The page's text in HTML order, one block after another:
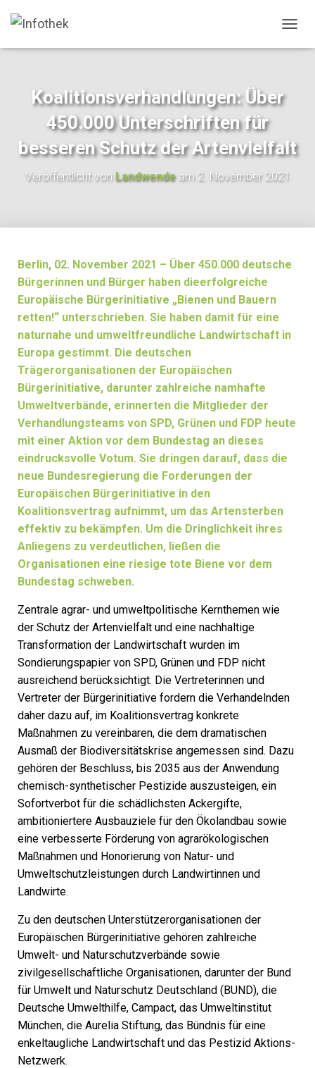
A
O
N
T
Koalitionsverhandlungen: Über
450.000 Unterschriften für
besseren Schutz der Artenvielfalt
Veröffentlicht von Landwendeam 2. November 2021
Berlin, 02. November 2021 – Über 450.000 deutsche
Bürgerinnen und Bürger haben dieerfolgreiche
Europäische Bürgerinitiative „Bienen und Bauern
retten!“ unterschrieben. Sie haben damit für eine
naturnahe und umweltfreundliche Landwirtschaft in
Europa gestimmt. Die deutschen
Trägerorganisationen der Europäischen
Bürgerinitiative, darunter zahlreiche namhafte
Umweltverbände, erinnerten die Mitglieder der
Verhandlungsteams von SPD, Grünen und FDP heute
mit einer Aktion vor dem Bundestag an dieses
eindrucksvolle Votum. Sie dringen darauf, dass die
neue Bundesregierung die Forderungen der
Europäischen Bürgerinitiative in den
Koalitionsvertrag aufnimmt, um das Artensterben
effektiv zu bekämpfen. Um die Dringlichkeit ihres
Anliegens zu verdeutlichen, ließen die
Organisationen eine riesige tote Biene vor dem
Bundestag schweben.
Zentrale agrar- und umweltpolitische Kernthemen wie
der Schutz der Artenvielfalt und eine nachhaltige
Transformation der Landwirtschaft wurden im
Sondierungspapier von SPD, Grünen und FDP nicht
ausreichend berücksichtigt. Die Vertreterinnen und
Vertreter der Bürgerinitiative fordern die Verhandelnden
daher dazu auf, im Koalitionsvertrag konkrete
Maßnahmen zu vereinbaren, die dem dramatischen
Ausmaß der Biodiversitätskrise angemessen sind. Dazu
gehören der Beschluss, bis 2035 aus der Anwendung
chemisch-synthetischer Pestizide auszusteigen, ein
Sofortverbot für die schädlichsten Ackergifte,
ambitioniertere Ausbauziele für den Ökolandbau sowie
eine verbesserte Förderung von agrarökologischen
Maßnahmen und Honorierung von Natur- und
Umweltschutzleistungen durch Landwirtinnen und
Landwirte.
Zu den deutschen Unterstützerorganisationen der
Europäischen Bürgerinitiative gehören zahlreiche
Umwelt- und Naturschutzverbände sowie
zivilgesellschaftliche Organisationen, darunter der Bund
für Umwelt und Naturschutz Deutschland (BUND), die
Deutsche Umwelthilfe, Campact, das Umweltinstitut
München, die Aurelia Stiftung, das Bündnis für eine
enkeltaugliche Landwirtschaft und das Pestizid Aktions-
Netzwerk.